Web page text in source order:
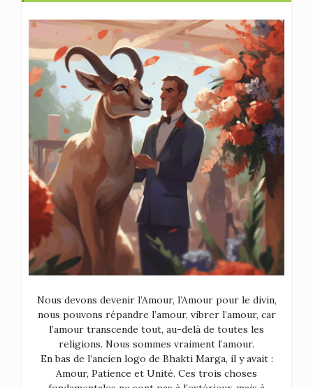
Nous devons devenir l’Amour, l’Amour pour le divin,
nous pouvons répandre l’amour, vibrer l’amour, car
l’amour transcende tout, au-delà de toutes les
religions. Nous sommes vraiment l’amour.
En bas de l’ancien logo de Bhakti Marga, il y avait :
Amour, Patience et Unité. Ces trois choses